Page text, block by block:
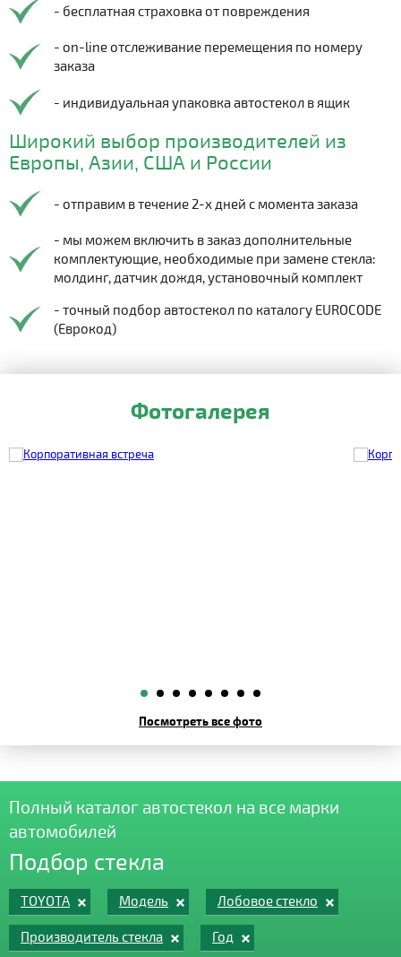
- бесплатная страховка от повреждения
- on-line отслеживание перемещения по номеру
заказа
- индивидуальная упаковка автостекол в ящик
Широкий выбор производителей из
Европы, Азии, США и России
- отправим в течение 2-х дней с момента заказа
- мы можем включить в заказ дополнительные
комплектующие, необходимые при замене стекла:
молдинг, датчик дождя, установочный комплект
- точный подбор автостекол по каталогу EUROCODE
(Еврокод)
Фотогалерея
Посмотреть все фото
Полный каталог автостекол на все марки
автомобилей
Подбор стекла
TOYOTA Модель Лобовое стекло
Производитель стекла Год